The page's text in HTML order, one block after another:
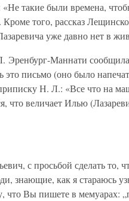
такие были времена,
того, рассказ
уже давно нет в
Маннати
письмо (оно было
Н. Л.: «Все что на
что величает Илью
с просьбой сделать то,
знающие, как я стараюсь
что Вы пишете в